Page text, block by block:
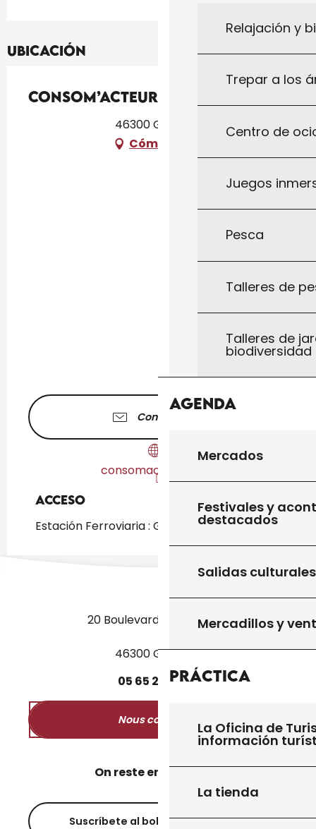
Relajación y
Trepar a los
Centro de
Juegos
Pesca
Talleres de
Talleres de
biodiversidad
Agenda
Mercados
Festivales y
destacados
Salidas culturales
Mercadillos y
Práctica
La Oficina de
información
La tienda
Ubicación
Consom’acteurs 46
46300 Gourdon
Cómo llegar
Contáctenos
consomacteurs46.fr
Acceso
Acceso
Estación Ferroviaria : Gourdon a 2km
20 Boulevard des Martyrs
46300 Gourdon
05 65 27 5250
Nous contacter
On reste en contact ?
Suscríbete al boletín informativo